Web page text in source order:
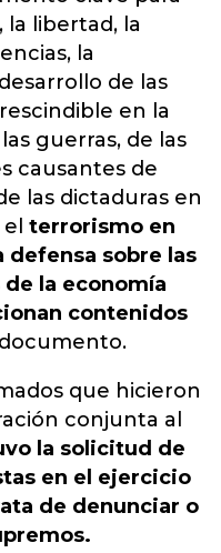
la libertad, la
la
de las
en la
guerras, de las
causantes de
las dictaduras en
terrorismo en
defensa sobre las
la economía
contenidos
que hicieron
conjunta al
la solicitud de
en el ejercicio
de denunciar o